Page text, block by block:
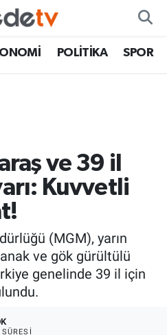
POLİTİKA SPOR
ve 39 il
Kuvvetli
(MGM), yarın
ve gök gürültülü
genelinde 39 il için